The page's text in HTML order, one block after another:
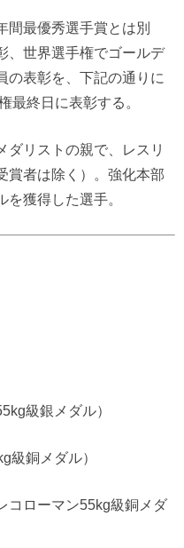
最優秀選手賞とは別
、世界選手権でゴールデ
の表彰を、下記の通りに
最終日に表彰する。
リストの親で、レスリ
賞者は除く）。強化本部
獲得した選手。
級銀メダル）
級銅メダル）
コローマン55kg級銅メダ